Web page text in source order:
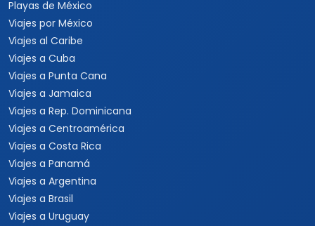
Playas de México
Viajes por México
Viajes al Caribe
Viajes a Cuba
Viajes a Punta Cana
Viajes a Jamaica
Viajes a Rep. Dominicana
Viajes a Centroamérica
Viajes a Costa Rica
Viajes a Panamá
Viajes a Argentina
Viajes a Brasil
Viajes a Uruguay